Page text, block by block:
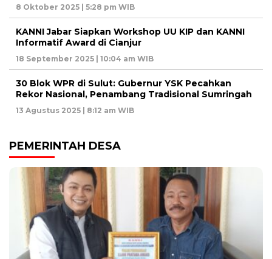
8 Oktober 2025 | 5:28 pm WIB
KANNI Jabar Siapkan Workshop UU KIP dan KANNI
Informatif Award di Cianjur
18 September 2025 | 10:04 am WIB
30 Blok WPR di Sulut: Gubernur YSK Pecahkan
Rekor Nasional, Penambang Tradisional Sumringah
13 Agustus 2025 | 8:12 am WIB
PEMERINTAH DESA